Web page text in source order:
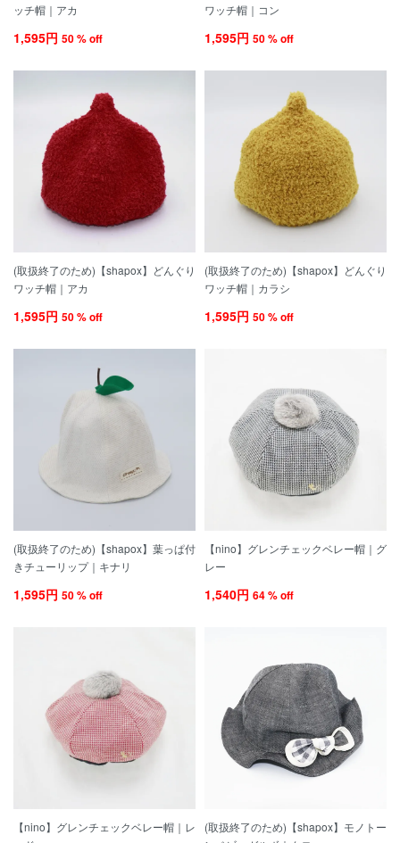
ッチ帽｜アカ
1,595円 50 % off
ワッチ帽｜コン
1,595円 50 % off
(取扱終了のため)【shapox】どんぐり
ワッチ帽｜アカ
1,595円 50 % off
(取扱終了のため)【shapox】どんぐり
ワッチ帽｜カラシ
1,595円 50 % off
(取扱終了のため)【shapox】葉っぱ付
きチューリップ｜キナリ
1,595円 50 % off
【nino】グレンチェックベレー帽｜グ
レー
1,540円 64 % off
【nino】グレンチェックベレー帽｜レ
(取扱終了のため)【shapox】モノトー